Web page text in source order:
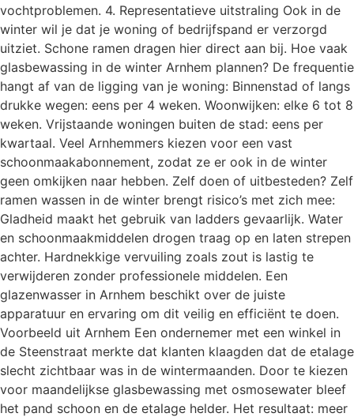
vochtproblemen. 4. Representatieve uitstraling Ook in de
winter wil je dat je woning of bedrijfspand er verzorgd
uitziet. Schone ramen dragen hier direct aan bij. Hoe vaak
glasbewassing in de winter Arnhem plannen? De frequentie
hangt af van de ligging van je woning: Binnenstad of langs
drukke wegen: eens per 4 weken. Woonwijken: elke 6 tot 8
weken. Vrijstaande woningen buiten de stad: eens per
kwartaal. Veel Arnhemmers kiezen voor een vast
schoonmaakabonnement, zodat ze er ook in de winter
geen omkijken naar hebben. Zelf doen of uitbesteden? Zelf
ramen wassen in de winter brengt risico’s met zich mee:
Gladheid maakt het gebruik van ladders gevaarlijk. Water
en schoonmaakmiddelen drogen traag op en laten strepen
achter. Hardnekkige vervuiling zoals zout is lastig te
verwijderen zonder professionele middelen. Een
glazenwasser in Arnhem beschikt over de juiste
apparatuur en ervaring om dit veilig en efficiënt te doen.
Voorbeeld uit Arnhem Een ondernemer met een winkel in
de Steenstraat merkte dat klanten klaagden dat de etalage
slecht zichtbaar was in de wintermaanden. Door te kiezen
voor maandelijkse glasbewassing met osmosewater bleef
het pand schoon en de etalage helder. Het resultaat: meer